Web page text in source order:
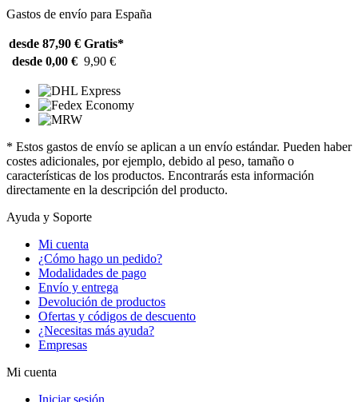
Gastos de envío para España
desde 87,90 € Gratis*
desde 0,00 € 9,90 €
* Estos gastos de envío se aplican a un envío estándar. Pueden haber
costes adicionales, por ejemplo, debido al peso, tamaño o
características de los productos. Encontrarás esta información
directamente en la descripción del producto.
Ayuda y Soporte
Mi cuenta
¿Cómo hago un pedido?
Modalidades de pago
Envío y entrega
Devolución de productos
Ofertas y códigos de descuento
¿Necesitas más ayuda?
Empresas
Mi cuenta